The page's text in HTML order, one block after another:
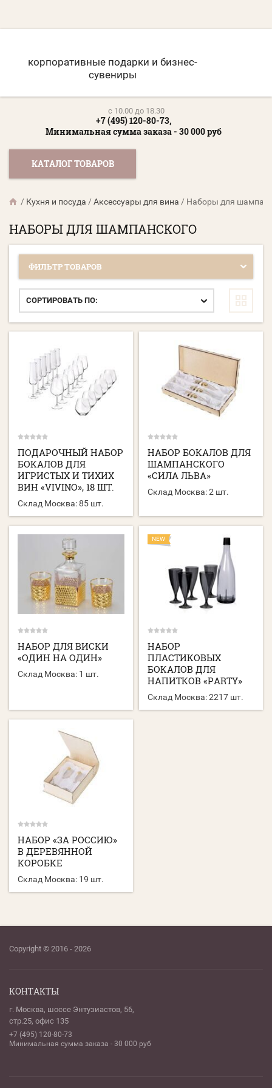
корпоративные подарки и бизнес-
сувениры
c 10.00 до 18.30
+7 (495) 120-80-73,
Минимальная сумма заказа - 30 000 руб
КАТАЛОГ ТОВАРОВ
/ Кухня и посуда /Аксессуары для вина / Наборы для
НАБОРЫ ДЛЯ ШАМПАНСКОГО
ФИЛЬТР ТОВАРОВ
СОРТИРОВАТЬ ПО:
ПОДАРОЧНЫЙ НАБОР
БОКАЛОВ ДЛЯ
ИГРИСТЫХ И ТИХИХ
ВИН «VIVINO», 18 ШТ.
Склад Москва:85 шт.
НАБОР БОКАЛОВ ДЛЯ
ШАМПАНСКОГО
«СИЛА ЛЬВА»
Склад Москва: 2 шт.
НАБОР ДЛЯ ВИСКИ
«ОДИН НА ОДИН»
Склад Москва: 1 шт.
NEW
НАБОР
ПЛАСТИКОВЫХ
БОКАЛОВ ДЛЯ
НАПИТКОВ «PARTY»
Склад Москва: 2217 шт.
НАБОР «ЗА РОССИЮ»
В ДЕРЕВЯННОЙ
КОРОБКЕ
Склад Москва: 19 шт.
Copyright © 2016 - 2026
КОНТАКТЫ
г. Москва, шоссе Энтузиастов, 56,
стр.25, офис 135
+7 (495) 120-80-73
Минимальная сумма заказа - 30 000 руб